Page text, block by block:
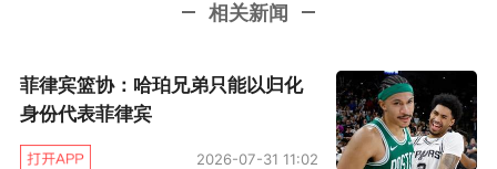
相关新闻
菲律宾篮协：哈珀兄弟只能以归化
身份代表菲律宾
2026-07-31 11:02